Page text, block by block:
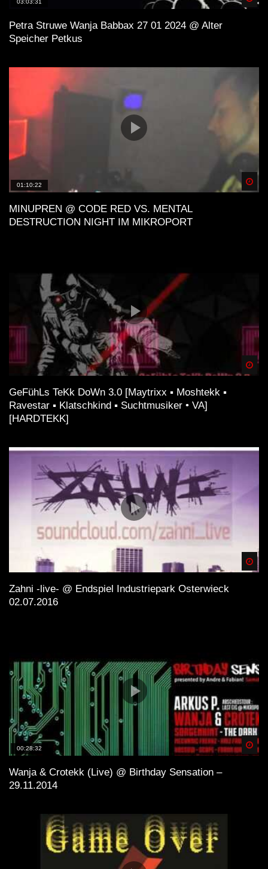
03:03:31
Petra Struwe Wanja Babbax 27 01 2024 @ Alter
Speicher Petkus
01:10:22
MINUPREN @ CODE RED VS. MENTAL
DESTRUCTION NIGHT IM MIKROPORT
GeFühLs TeKk DoWn 3.0 [Maytrixx ▪ Moshtekk ▪
Ravestar ▪ Klatschkind ▪ Suchtmusiker • VA]
[HARDTEKK]
Zahni -live- @ Endspiel Industriepark Osterwieck
02.07.2016
00:28:32
Wanja & Crotekk (Live) @ Birthday Sensation –
29.11.2014